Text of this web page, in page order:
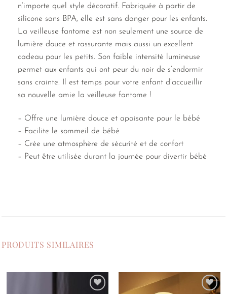
n’importe quel style décoratif. Fabriquée à partir de
silicone sans BPA, elle est sans danger pour les enfants.
La veilleuse fantome est non seulement une source de
lumière douce et rassurante mais aussi un excellent
cadeau pour les petits. Son faible intensité lumineuse
permet aux enfants qui ont peur du noir de s’endormir
sans crainte. Il est temps pour votre enfant d’accueillir
sa nouvelle amie la veilleuse fantome !
– Offre une lumière douce et apaisante pour le bébé
– Facilite le sommeil de bébé
– Crée une atmosphère de sécurité et de confort
– Peut être utilisée durant la journée pour divertir bébé
PRODUITS SIMILAIRES